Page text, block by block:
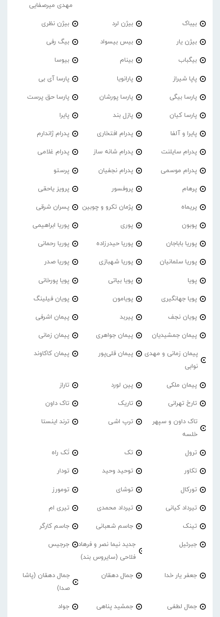
مهدی میرصفایی
بیباک بیژن لرد بیژن نظری
بیژن یار بیس بیسواد بیگ رفی
بیگباب بینام بیوسا
پاپا شیراز پارانویا پارسا آی بی
پارسا بیگی پارسا پورشان پارسا حق پرست
پارسا کیان پازل بند پایرا
پایرا و آلفا پدرام افتخاری پدرام ژاندارم
پدرام‌ سایلنت پدرام شانه ساز پدرام غلامی
پدرام موسمی پدرام نجفیان پرستو
پرهام پروفسور پرویز یاحقی
پریماه پژمان تکرو و چوبین پسران شرقی
پوبون پوری پوریا ابراهیمی
پوریا باباجان پوریا حیدرزاده پوریا رحمانی
پوریا سلمانیان پوریا شهبازی پوریا صدر
پویا پویا بیاتی پویا پورخانی
پویا جهانگیری پویامون پویان فیلینگ
پویان نجف پیربد پیمان اشرفی
پیمان جمشیدیان پیمان جواهری پیمان زمانی
پیمان زمانی و مهدی
نوابی
پیمان قلی‌پور پیمان کاکاوند
پیمان ملکی پین لورد تاراز
تارخ تهرانی تاریک تاک داون
تاک داون و سپهر
خلسه
ترپ اشی ترند اینستا
ترول تک تَک راه
تکاور توحید وحید تودار
تورکال توشای تومورز
تیرداد کیانی تیرداد محمدی تیری ام
تینک جاسم شعبانی جاسم کارگر
جبرئیل
جدید نیما نصر و فرهاد
فلاحی (سایروس بند)
جرجیس
جعفر یار خدا جمال دهقان
جمال دهقان (پاشا
صدا)
جمال لطفی جمشید پناهی جواد